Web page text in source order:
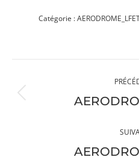
Catégorie :
album
: